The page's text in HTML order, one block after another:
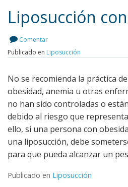
Leer más
Liposucción
Comentar
Publicado en Liposucción
No se recomienda la práctica
obesidad, anemia u otras
no han sido controladas o
debido al riesgo que
ello, si una persona con
una liposucción, debe
para que pueda alcanzar un
Publicado en Liposucción